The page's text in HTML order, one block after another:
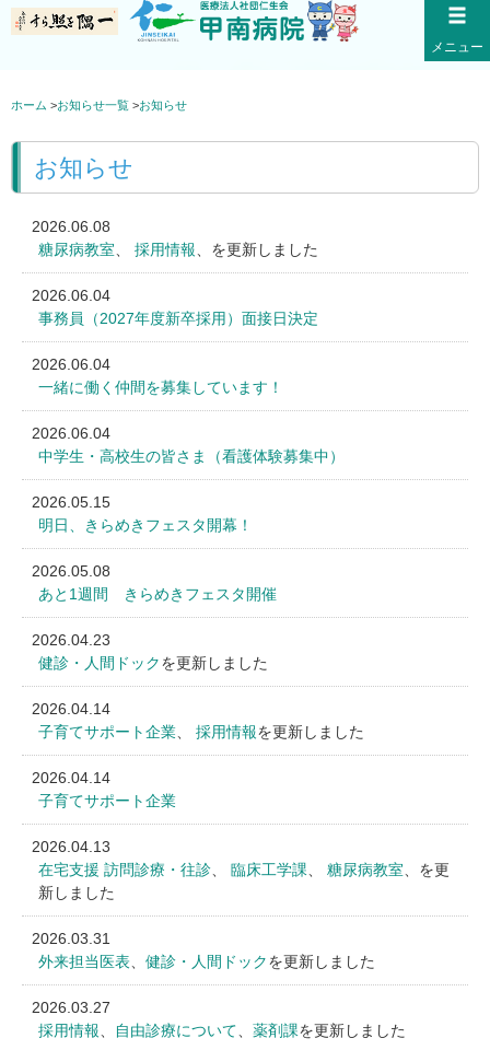
メニュー
糖尿病教室、採用情報
た
ホーム >お知らせ一覧 >お知らせ
お知らせ
2026.06.08
糖尿病教室
採用情報 、を更新しました
2026.06.04
事務員（2027年度新卒採用）面接日決定
2026.06.04
一緒に働く仲間を募集しています！
2026.06.04
中学生・高校生の皆さま（看護体験募集中）
2026.05.15
明日、きらめきフェスタ開幕！
2026.05.08
あと1週間 きらめきフェスタ開催
2026.04.23
健診・人間ドックを更新しました
2026.04.14
子育てサポート企業
採用情報を更新しました
2026.04.14
子育てサポート企業
2026.04.13
在宅支援 訪問診療・往診
臨床工学課 糖尿病教室 、を更
新しました
2026.03.31
外来担当医表
健診・人間ドックを更新しました
2026.03.27
採用情報
自由診療について 薬剤課を更新しました